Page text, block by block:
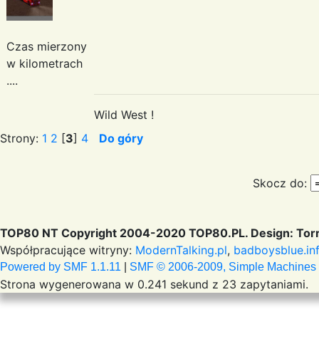
Czas mierzony
w kilometrach
....
Wild West !
Strony: 1 2 [3] 4 Do góry
Skocz do:
TOP80 NT Copyright 2004-2020 TOP80.PL. Design:
Współpracujące witryny: ModernTalking.pl,
Powered by SMF 1.1.11 SMF © 2006-2009, Simple Machines
Strona wygenerowana w 0.241 sekund z 23 zapytaniami.